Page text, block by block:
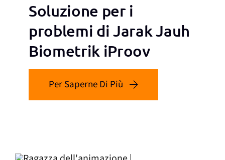
Soluzione per i
problemi di Jarak Jauh
Biometrik iProov
Per Saperne Di Più